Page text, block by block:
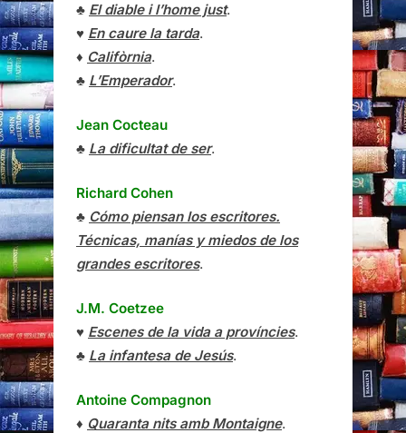
♣ El diable i l’home just.
♥ En caure la tarda.
♦ Califòrnia.
♣ L’Emperador.
Jean Cocteau
♣ La dificultat de ser.
Richard Cohen
♣ Cómo piensan los escritores.
Técnicas, manías y miedos de los
grandes escritores.
J.M. Coetzee
♥ Escenes de la vida a províncies.
♣ La infantesa de Jesús.
Antoine Compagnon
♦ Quaranta nits amb Montaigne.